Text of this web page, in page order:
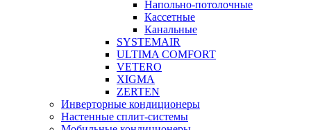
Напольно-потолочные
Кассетные
Канальные
SYSTEMAIR
ULTIMA COMFORT
VETERO
XIGMA
ZERTEN
Инверторные кондиционеры
Настенные сплит-системы